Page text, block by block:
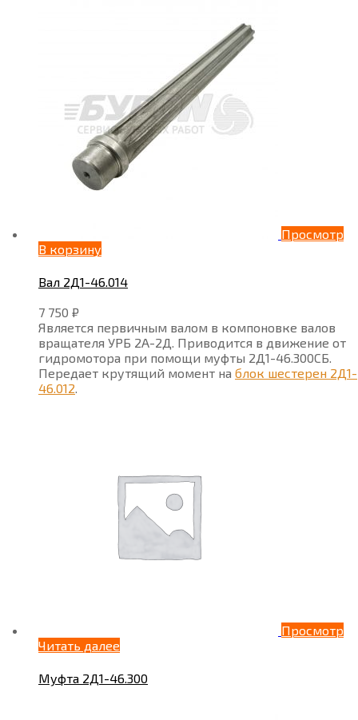
Просмотр
В корзину
Вал 2Д1-46.014
7 750 ₽
Является первичным валом в компоновке валов
вращателя УРБ 2А-2Д. Приводится в движение от
гидромотора при помощи муфты 2Д1-46.300СБ.
Передает крутящий момент на блок шестерен 2Д1-
46.012.
Просмотр
Читать далее
Муфта 2Д1-46.300